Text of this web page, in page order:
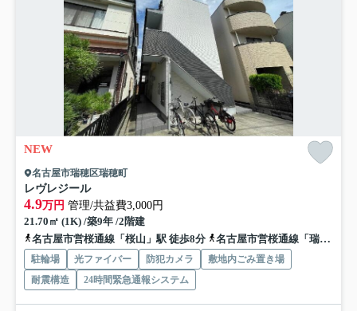
NEW
名古屋市瑞穂区瑞穂町
レヴレジール
4.9万円 管理/共益費3,000円
21.70㎡ (1K) /築9年 /2階建
名古屋市営桜通線「桜山」駅 徒歩8分
名古屋市営桜通線「瑞穂区役所」駅 徒歩10分
駐輪場 光ファイバー 防犯カメラ
敷地内ごみ置き場
耐震構造
24時間緊急通報システム